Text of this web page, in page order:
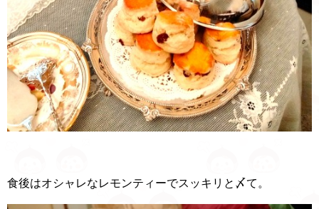
食後はオシャレなレモンティーでスッキリと〆て。